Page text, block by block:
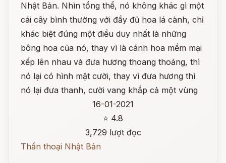
Nhật Bản. Nhìn tổng thể, nó không khác gì một
cái cây bình thường với đầy đủ hoa lá cành, chỉ
khác biệt đúng một điều duy nhất là những
bông hoa của nó, thay vì là cánh hoa mềm mại
xếp lên nhau và đưa hương thoang thoảng, thì
nó lại có hình mặt cười, thay vì đưa hương thì
nó lại đưa thanh, cười vang khắp cả một vùng
16-01-2021
⭐ 4.8
3,729 lượt đọc
Thần thoại Nhật Bản